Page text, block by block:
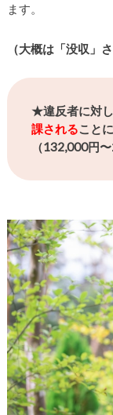
ます。
（大概は「没収」
★違反者に対
課されること
（132,000円